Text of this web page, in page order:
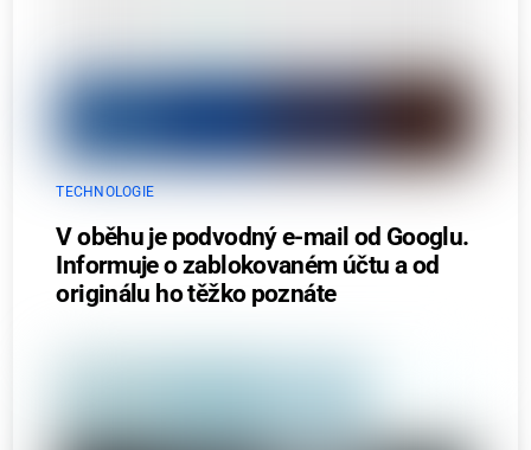
TECHNOLOGIE
V oběhu je podvodný e-mail od Googlu.
Informuje o zablokovaném účtu a od
originálu ho těžko poznáte